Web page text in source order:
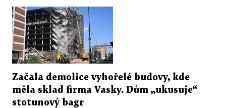
Začala demolice vyhořelé budovy, kde
měla sklad firma Vasky. Dům „ukusuje“
stotunový bagr